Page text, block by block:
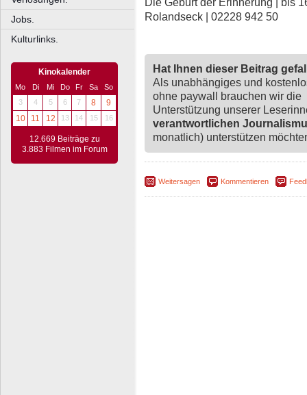
Jobs.
Kulturlinks.
Kinokalender
Mo Di Mi Do Fr Sa
So
3
4 5 6 7 8
9
10
11 12 13 14 15 16
12.669 Beiträge zu
3.883 Filmen im Forum
Rolandseck | 02228 942 50
Hat Ihnen dieser Beitrag
Als unabhängiges und
ohne paywall brauchen wir die
Unterstützung unserer
verantwortlichen
monatlich) unterstützen
Weitersagen Kommentieren